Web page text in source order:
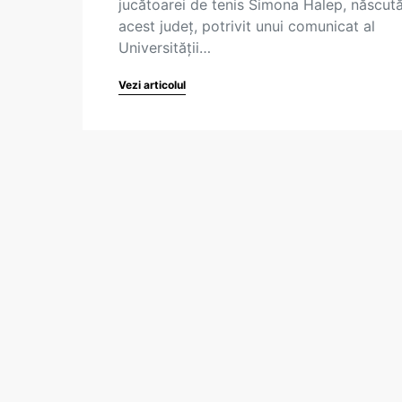
jucătoarei de tenis Simona Halep,
acest județ, potrivit unui comunicat al
Universității…
Vezi articolul